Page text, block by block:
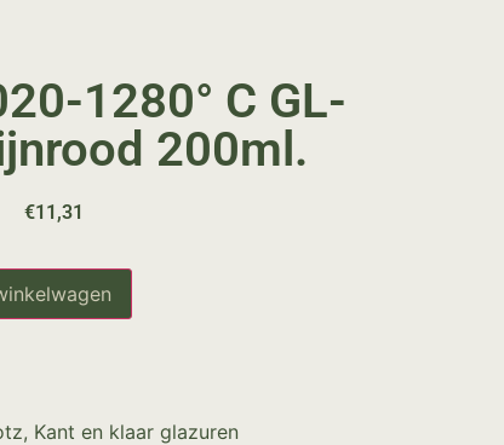
1280° C GL-
200ml.
€11,31
, Kant en klaar glazuren